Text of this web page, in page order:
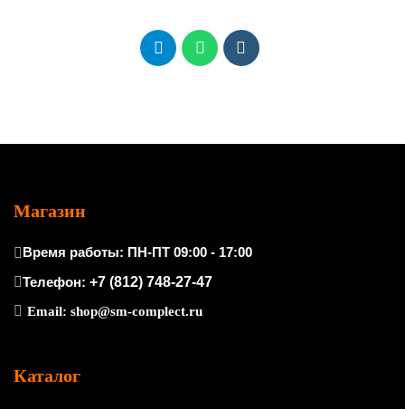
Магазин
Время работы: ПН-ПТ 09:00 - 17:00
Телефон: +7 (812) 748-27-47
Email: shop@sm-complect.ru
Каталог